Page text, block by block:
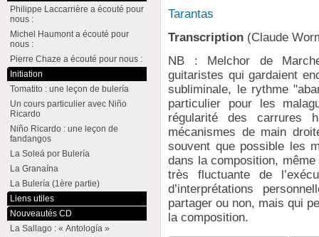
Tarantas
Transcription (Claude
NB : Melchor de
guitaristes qui gardaient
subliminale, le rythme
particulier pour les
régularité des carrures
mécanismes de main
souvent que possible les
dans la composition,
très fluctuante de
d’interprétations
partager ou non, mais qui
la composition.
Philippe Laccarrière a écouté pour
nous :
Michel Haumont a écouté pour
nous :
Pierre Chaze a écouté pour nous :
Initiation
Tomatito : une leçon de bulería
Un cours particulier avec Niño
Ricardo
Niño Ricardo : une leçon de
fandangos
La Soleá por Bulería
La Granaína
La Bulería (1ère partie)
Liens utiles
Nouveautés CD
La Sallago : « Antología »